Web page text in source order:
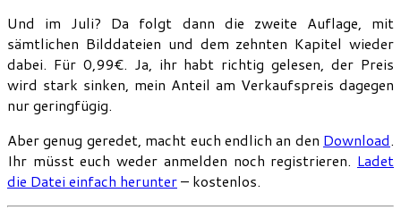
Und im Juli? Da folgt dann die zweite Auflage, mit
sämtlichen Bilddateien und dem zehnten Kapitel wieder
dabei. Für 0,99€. Ja, ihr habt richtig gelesen, der Preis
wird stark sinken, mein Anteil am Verkaufspreis dagegen
nur geringfügig.
Aber genug geredet, macht euch endlich an den Download.
Ihr müsst euch weder anmelden noch registrieren. Ladet
die Datei einfach herunter– kostenlos.